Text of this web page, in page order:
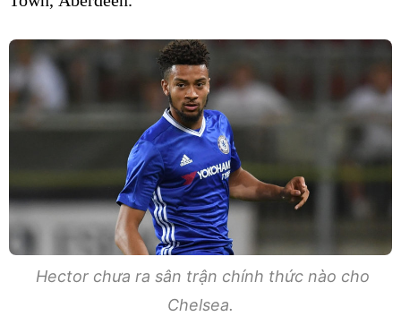
Hector chưa ra sân trận chính thức nào cho
Chelsea.